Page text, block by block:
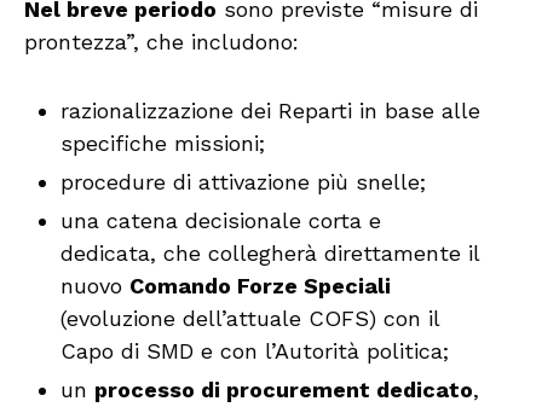
Nel breve periodo sono previste “misure di
prontezza”, che includono:
razionalizzazione dei Reparti in base alle
specifiche missioni;
procedure di attivazione più snelle;
una catena decisionale corta e
dedicata, che collegherà direttamente il
nuovo Comando Forze Speciali
(evoluzione dell’attuale COFS) con il
Capo di SMD e con l’Autorità politica;
un processo di procurement dedicato,